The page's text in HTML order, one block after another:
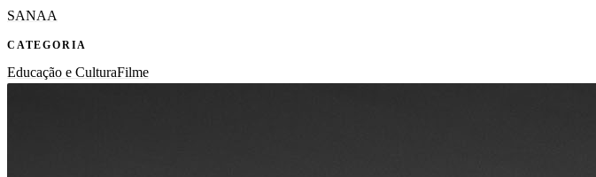
SANAA
CATEGORIA
Educação e CulturaFilme